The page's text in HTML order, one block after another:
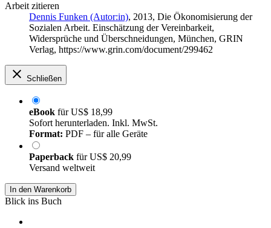
Arbeit zitieren
Dennis Funken (Autor:in), 2013, Die Ökonomisierung der
Sozialen Arbeit. Einschätzung der Vereinbarkeit,
Widersprüche und Überschneidungen, München, GRIN
Verlag, https://www.grin.com/document/299462
Schließen
eBook fürUS$ 18,99
Sofort herunterladen. Inkl. MwSt.
Format: PDF – für alle Geräte
Paperback fürUS$ 20,99
Versand weltweit
In den Warenkorb
Blick ins Buch